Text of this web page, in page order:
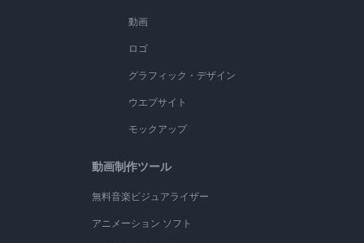
動画
ロゴ
グラフィック・デザイン
ウエブサイト
モックアップ
動画制作ツール
無料音楽ビジュアライザー
アニメーション ソフト